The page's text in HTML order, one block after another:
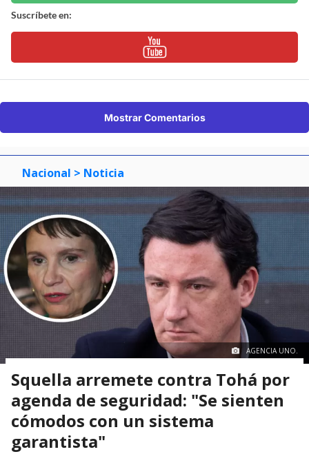
Suscríbete en:
Mostrar Comentarios
Nacional > Noticia
AGENCIA UNO.
Squella arremete contra Tohá por
agenda de seguridad: "Se sienten
cómodos con un sistema
garantista"